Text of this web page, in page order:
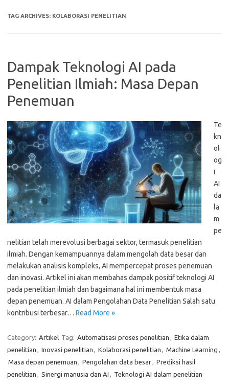
TAG ARCHIVES: KOLABORASI PENELITIAN
Dampak Teknologi AI pada
Penelitian Ilmiah: Masa Depan
Penemuan
Te
kn
ol
og
i
AI
da
la
m
pe
nelitian telah merevolusi berbagai sektor, termasuk penelitian
ilmiah. Dengan kemampuannya dalam mengolah data besar dan
melakukan analisis kompleks, AI mempercepat proses penemuan
dan inovasi. Artikel ini akan membahas dampak positif teknologi AI
pada penelitian ilmiah dan bagaimana hal ini membentuk masa
depan penemuan. AI dalam Pengolahan Data Penelitian Salah satu
kontribusi terbesar… Read More »
Category: Artikel Tag: Automatisasi proses penelitian , Etika dalam
penelitian , Inovasi penelitian , Kolaborasi penelitian , Machine Learning ,
Masa depan penemuan , Pengolahan data besar, Prediksi hasil
penelitian , Sinergi manusia dan AI , Teknologi AI dalam penelitian